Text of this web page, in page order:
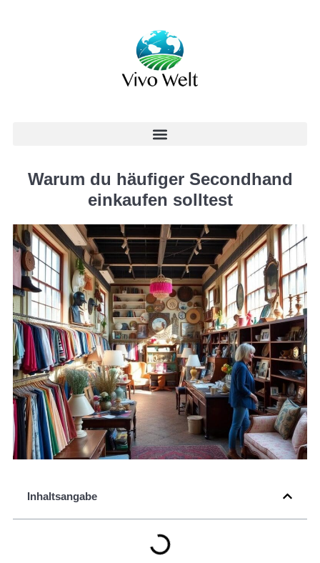
Warum du häufiger Secondhand
einkaufen solltest
Inhaltsangabe